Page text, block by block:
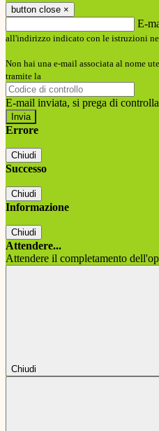
button close ×
E-
all'indirizzo indicato con le istruzioni
Non hai una e-mail associata al nome
tramite la
E-mail inviata, si prega di
Errore
Chiudi
Successo
Chiudi
Informazione
Chiudi
Attendere...
Attendere il completamento
Chiudi